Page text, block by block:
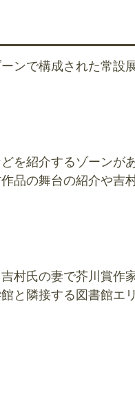
ンで構成された常設
を紹介するゾーンが
品の舞台の紹介や吉
村氏の妻で芥川賞作
と隣接する図書館エ